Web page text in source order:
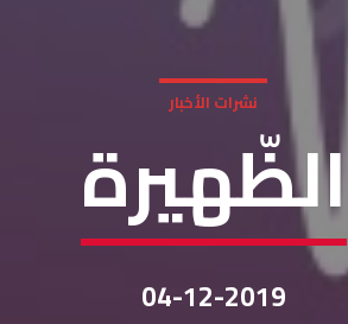
نشرات الأخبار
الظّهيرة
04-12-2019